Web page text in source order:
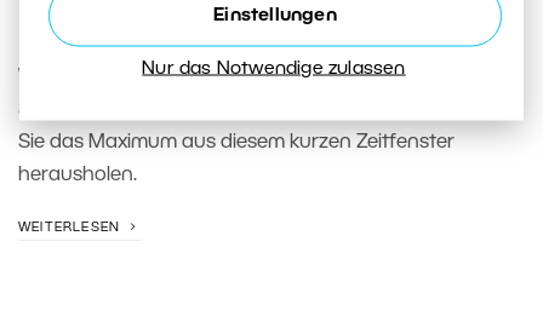
Einstellungen
Nur das Notwendige zulassen
Beste aus ihr
Wir zeigen Ihnen, wie Sie während der blauen Stunde
Stadt, Landschaft und Porträts fotografieren und wie
Sie das Maximum aus diesem kurzen Zeitfenster
herausholen.
WEITERLESEN